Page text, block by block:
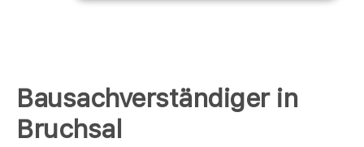
Bausachverständiger in
Bruchsal